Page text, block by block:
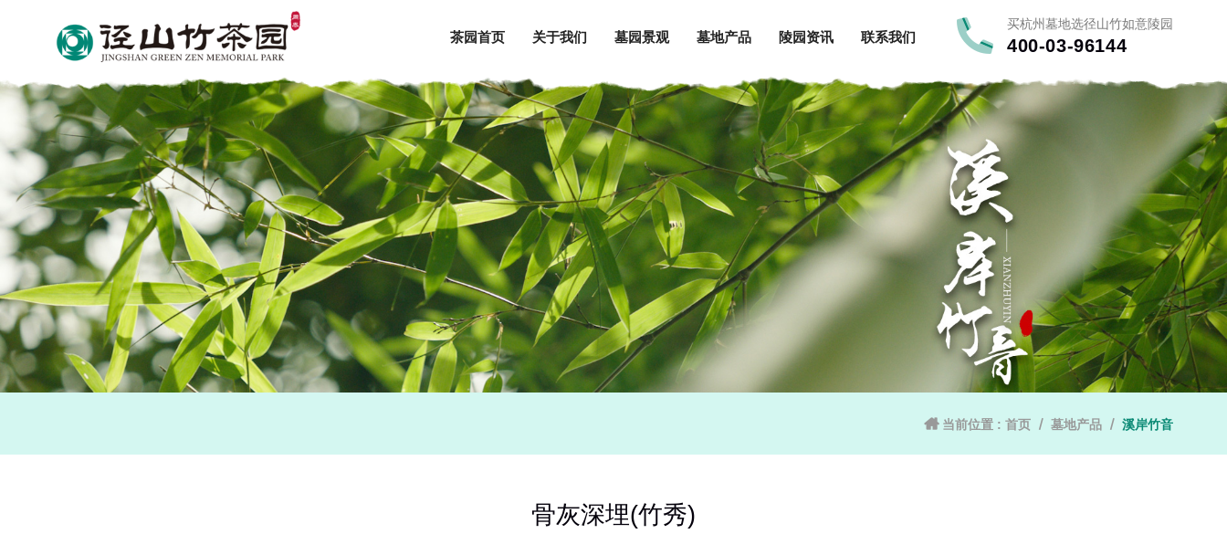
茶园首页 关于我们 墓园景观 墓地产品 陵园资讯 联系我们
买杭州墓地选径山竹如意陵园
400-03-96144
当前位置 : 首页 墓地产品 溪岸竹音
骨灰深埋(竹秀)